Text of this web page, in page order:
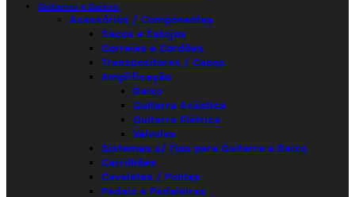
Guitarras e Baixos
Acessórios / Componentes
Sacos e Estojos
Correias e Cordões
Transpositores / Capos
Amplificação
Baixo
Guitarra Acústica
Guitarra Elétrica
Válvulas
Sistemas s/ Fios para Guitarra e Baixo
Carrilhões
Cavaletes / Pontes
Pedais e Pedaleiras